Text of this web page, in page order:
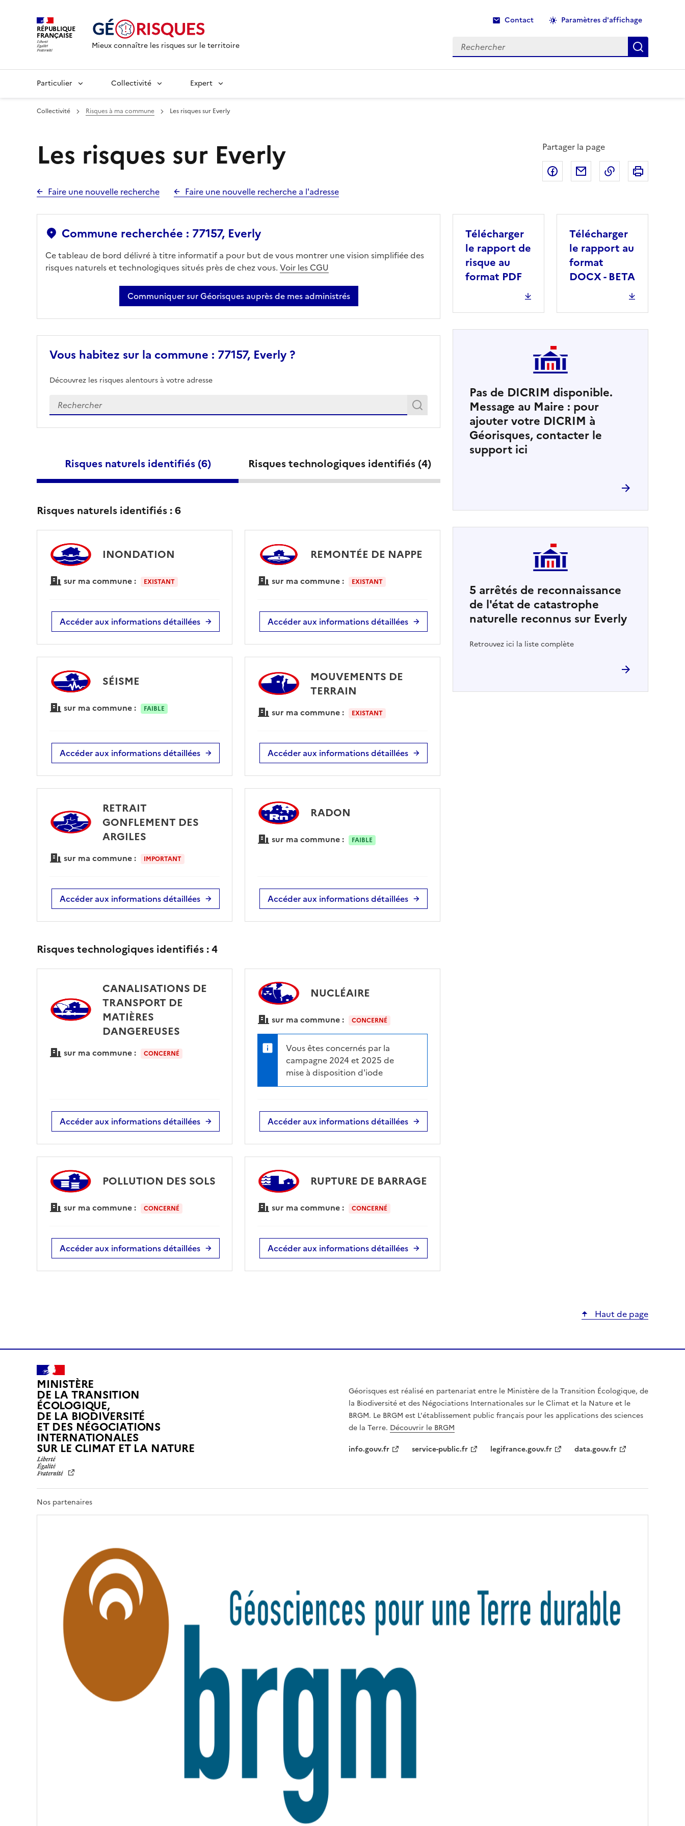
RÉPUBLIQUE
FRANÇAISE
Mieux connaître les risques sur le territoire
Contact Paramètres d'affichage
Rechercher Recherche
Particulier Collectivité Expert
Collectivité Risques à ma commune Les risques sur Everly
Les risques sur Everly
Faire une nouvelle recherche Faire une nouvelle recherche a l'adresse
Partager la page
Partager sur Facebook
Partager par email
Copier dans le
Commune recherchée : 77157, Everly
Ce tableau de bord délivré à titre informatif a pour but de vous montrer une vision simplifiée des
risques naturels et technologiques situés près de chez vous. Voir les CGU
Communiquer sur Géorisques auprès de mes administrés
Vous habitez sur la commune : 77157, Everly ?
Découvrez les risques alentours à votre adresse
Veuillez renseigner votre adresse exacte Rechercher
Recherche
Risques naturels identifiés (6) Risques technologiques identifiés (4)
Risques naturels identifiés :6
INONDATION
sur ma commune : EXISTANT
Accéder aux informations détaillées
REMONTÉE DE NAPPE
sur ma commune : EXISTANT
Accéder aux informations détaillées
SÉISME
sur ma commune : FAIBLE
Accéder aux informations détaillées
MOUVEMENTS DE
TERRAIN
sur ma commune : EXISTANT
Accéder aux informations détaillées
RETRAIT
GONFLEMENT DES
ARGILES
sur ma commune : IMPORTANT
Accéder aux informations détaillées
RADON
sur ma commune : FAIBLE
Accéder aux informations détaillées
Risques technologiques identifiés :4
CANALISATIONS DE
TRANSPORT DE
MATIÈRES
DANGEREUSES
sur ma commune : CONCERNÉ
Accéder aux informations détaillées
NUCLÉAIRE
sur ma commune : CONCERNÉ
Vous êtes concernés par la
campagne 2024 et 2025 de
mise à disposition d'iode
Accéder aux informations détaillées
POLLUTION DES SOLS
sur ma commune : CONCERNÉ
Accéder aux informations détaillées
RUPTURE DE BARRAGE
sur ma commune : CONCERNÉ
Accéder aux informations détaillées
Télécharger
le rapport de
risque au
format PDF
Télécharger
le rapport au
format
DOCX - BETA
Pas de DICRIM disponible.
Message au Maire : pour
ajouter votre DICRIM à
Géorisques, contacter le
support ici
5 arrêtés de reconnaissance
de l'état de catastrophe
naturelle reconnus sur Everly
Retrouvez ici la liste complète
Haut de page
MINISTÈRE
DE LA TRANSITION
ÉCOLOGIQUE,
DE LA BIODIVERSITÉ
ET DES NÉGOCIATIONS
INTERNATIONALES
SUR LE CLIMAT ET LA NATUREL
R
É
R
R
N
T
Géorisques est réalisé en partenariat entre le Ministère de la Transition Écologique, de
la Biodiversité et des Négociations Internationales sur le Climat et la Nature et le
BRGM. Le BRGM est L'établissement public français pour les applications des sciences
de la Terre. Découvrir le BRGM
info.gouv.fr
service-public.fr legifrance.gouv.fr data.gouv.fr
Nos partenaires